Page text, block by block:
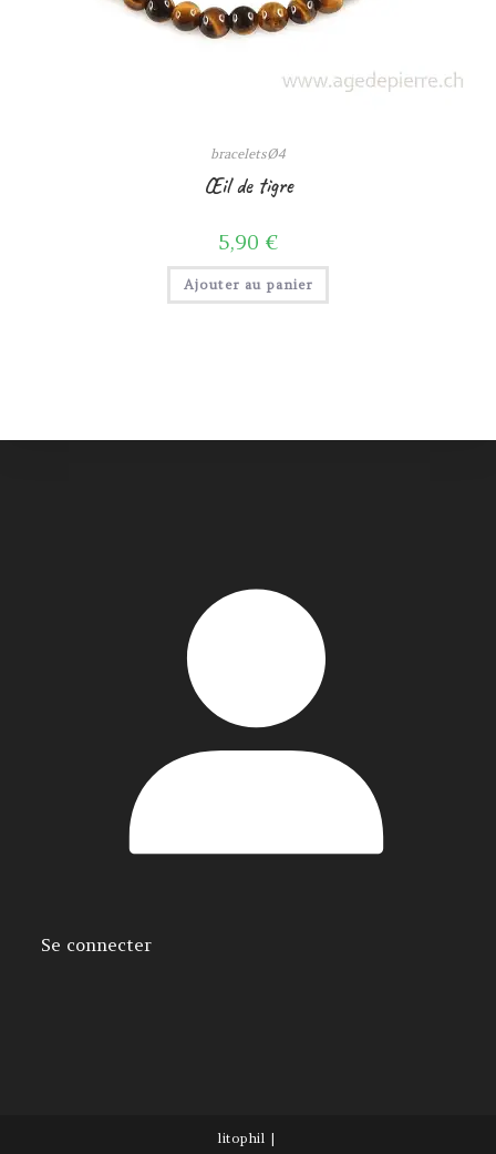
braceletsØ4
Œil de tigre
5,90 €
Ajouter au panier
Se connecter
litophil